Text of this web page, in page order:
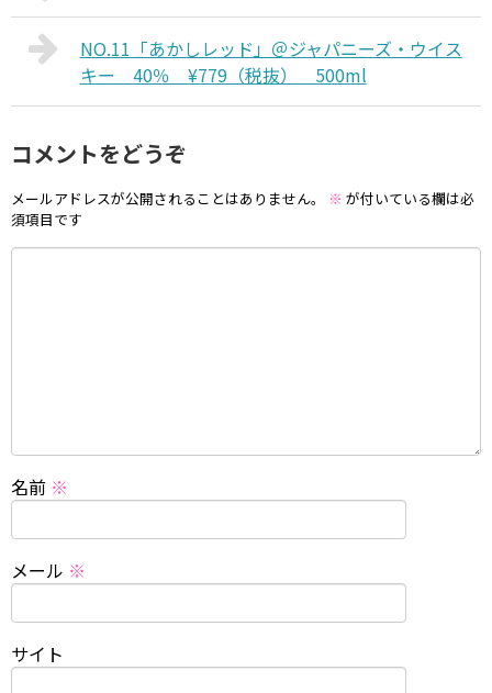
NO.11「あかしレッド」＠ジャパニーズ・ウイス
キー 40％ ¥779（税抜） 500ml
コメントをどうぞ
メールアドレスが公開されることはありません。 ※ が付いている欄は必
須項目です
名前 ※
メール ※
サイト